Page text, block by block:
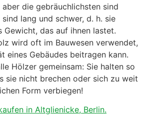
die gebräuchlichsten sind
lang und schwer, d. h. sie
Gewicht, das auf ihnen lastet.
wird oft im Bauwesen verwendet,
eines Gebäudes beitragen kann.
Hölzer gemeinsam: Sie halten so
sie nicht brechen oder sich zu weit
Form verbiegen!
in Altglienicke, Berlin.